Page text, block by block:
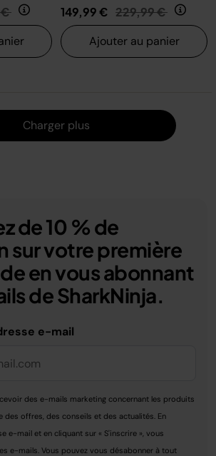
de
€ au 149,99 € Prix réduit de
229,99 € au
Ajouter au panier
Charger plus
de 10 % de
sur votre première
en vous abonnant
de SharkNinja.
e-mail
des e-mails marketing concernant les produits
des offres, des conseils et des actualités. En
e-mail et en cliquant sur « S'inscrire », vous
e-mails. Vous pouvez vous désabonner à tout